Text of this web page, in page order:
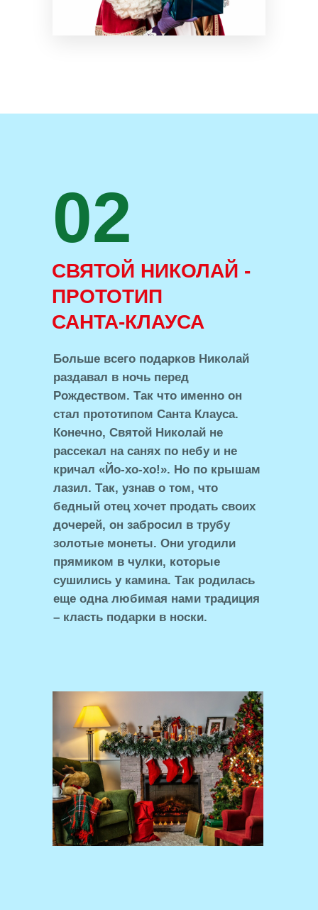
СВЯТОЙ НИКОЛАЙ -
ПРОТОТИП
САНТА-КЛАУСА
02
Больше всего подарков Николай
раздавал в ночь перед
Рождеством. Так что именно он
стал прототипом Санта Клауса.
Конечно, Святой Николай не
рассекал на санях по небу и не
кричал «Йо-хо-хо!». Но по крышам
лазил. Так, узнав о том, что
бедный отец хочет продать своих
дочерей, он забросил в трубу
золотые монеты. Они угодили
прямиком в чулки, которые
сушились у камина. Так родилась
еще одна любимая нами традиция
– класть подарки в носки.